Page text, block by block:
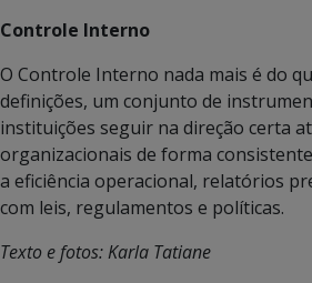
Controle Interno
O Controle Interno nada mais é do
definições, um conjunto de
instituições seguir na direção certa
organizacionais de forma
a eficiência operacional, relatórios
com leis, regulamentos e políticas.
Texto e fotos: Karla Tatiane